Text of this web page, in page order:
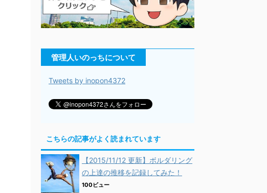
管理人いのっちについて
Tweets by inopon4372
こちらの記事がよく読まれています
【2015/11/12 更新】ボルダリング
の上達の推移を記録してみた！
100ビュー